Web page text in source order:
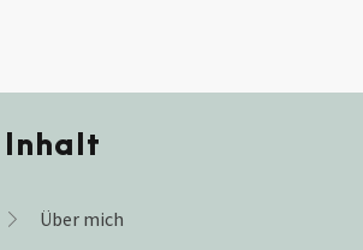
Inhalt
Über mich